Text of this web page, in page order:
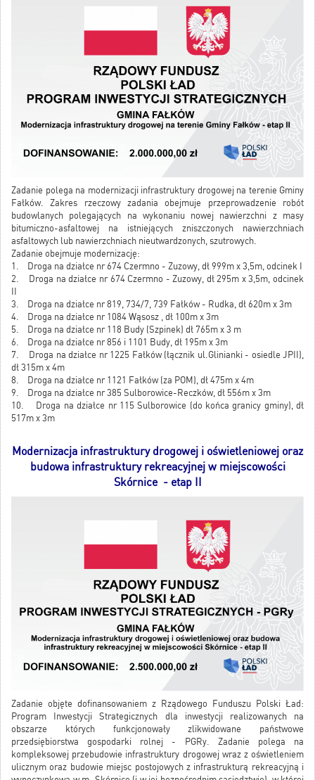
Zadanie polega na modernizacji infrastruktury drogowej na terenie Gminy
Fałków. Zakres rzeczowy zadania obejmuje przeprowadzenie robót
budowlanych polegających na wykonaniu nowej nawierzchni z masy
bitumiczno-asfaltowej na istniejących zniszczonych nawierzchniach
asfaltowych lub nawierzchniach nieutwardzonych, szutrowych.
Zadanie obejmuje modernizację:
1. Droga na działce nr 674 Czermno - Zuzowy, dł 999m x 3,5m, odcinek I
2. Droga na działce nr 674 Czermno - Zuzowy, dł 295m x 3,5m, odcinek
II
3. Droga na działce nr 819, 734/7, 739 Fałków - Rudka, dł 620m x 3m
4. Droga na działce nr 1084 Wąsosz , dł 100m x 3m
5. Droga na działce nr 118 Budy (Szpinek) dł 765m x 3 m
6. Droga na działce nr 856 i 1101 Budy, dł 195m x 3m
7. Droga na działce nr 1225 Fałków (łącznik ul.Glinianki - osiedle JPII),
dł 315m x 4m
8. Droga na działce nr 1121 Fałków (za POM), dł 475m x 4m
9. Droga na działce nr 385 Sulborowice-Reczków, dł 556m x 3m
10. Droga na działce nr 115 Sulborowice (do końca granicy gminy), dł
517m x 3m
Modernizacja infrastruktury drogowej i oświetleniowej oraz
budowa infrastruktury rekreacyjnej w miejscowości
Skórnice - etap II
Zadanie objęte dofinansowaniem z Rządowego Funduszu Polski Ład:
Program Inwestycji Strategicznych dla inwestycji realizowanych na
obszarze których funkcjonowały zlikwidowane państwowe
przedsiębiorstwa gospodarki rolnej - PGRy. Zadanie polega na
kompleksowej przebudowie infrastruktury drogowej wraz z oświetleniem
ulicznym oraz budowie miejsc postojowych z infrastrukturą rekreacyjną i